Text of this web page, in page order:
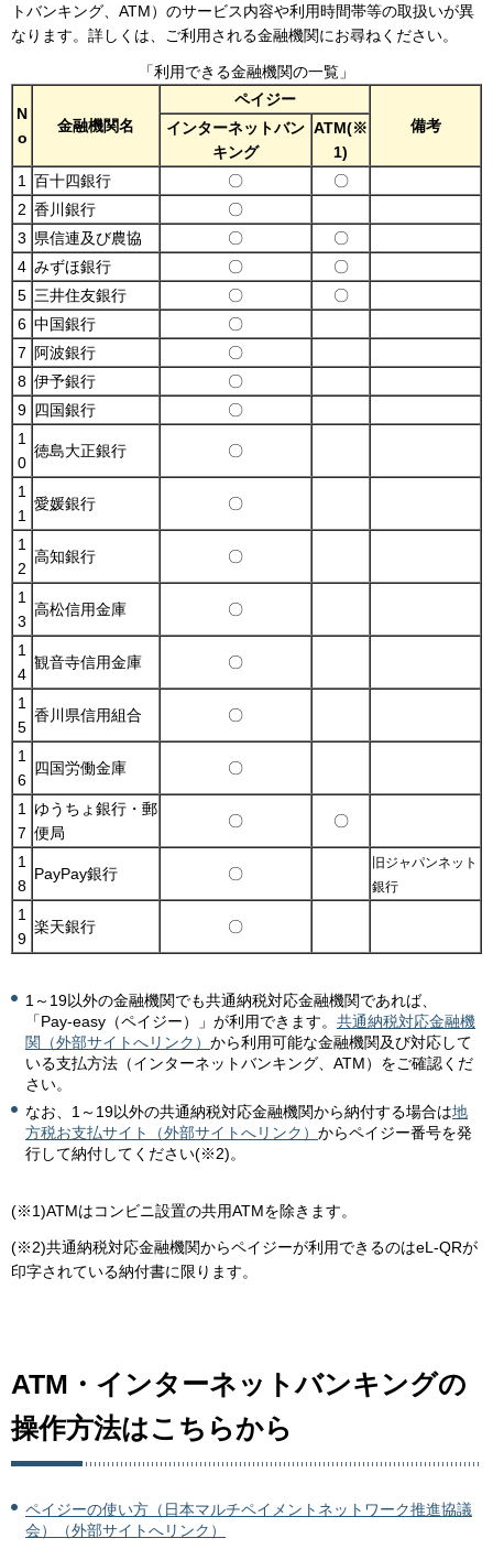
トバンキング、ATM）のサービス内容や利用時間帯等の取扱いが異
なります。詳しくは、ご利用される金融機関にお尋ねください。
「利用できる金融機関の一覧」
N
o
金融機関名
ペイジー
備考
インターネットバン
キング
ATM(※
1)
1
百十四銀行 〇
〇
2 香川銀行
〇
3 県信連及び農協 〇
〇
4 みずほ銀行 〇
〇
5 三井住友銀行 〇
〇
6 中国銀行
〇
7
阿波銀行
〇
8 伊予銀行
〇
9 四国銀行
〇
1
0
徳島大正銀行 〇
1
1
愛媛銀行 〇
1
2
高知銀行 〇
1
3
高松信用金庫 〇
1
4
観音寺信用金庫 〇
1
5
香川県信用組合 〇
1
6
四国労働金庫 〇
1
7
ゆうちょ銀行・郵
便局
〇 〇
1
8
PayPay銀行 〇
旧ジャパンネット
銀行
1
9
楽天銀行 〇
1～19以外の金融機関でも共通納税対応金融機関であれば、
「Pay-easy（ペイジー）」が利用できます。 共通納税対応金融機
関（外部サイトへリンク） から利用可能な金融機関及び対応して
いる支払方法（インターネットバンキング、ATM）をご確認くだ
さい。
なお、1～19以外の共通納税対応金融機関から納付する場合は地
方税お支払サイト（外部サイトへリンク） からペイジー番号を発
行して納付してください(※2)。
(※1)ATMはコンビニ設置の共用ATMを除きます。
(※2)共通納税対応金融機関からペイジーが利用できるのはeL-QRが
印字されている納付書に限ります。
ATM・インターネットバンキングの
操作方法はこちらから
ペイジーの使い方（日本マルチペイメントネットワーク推進協議
会）（外部サイトへリンク）